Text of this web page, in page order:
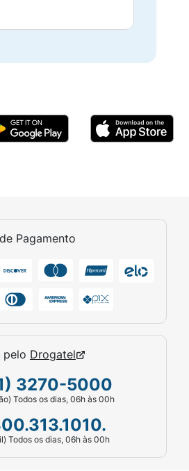
Pagamento
pelo Drogatel
3270-5000
Todos os dias, 06h às 00h
Todos os dias, 06h às 00h